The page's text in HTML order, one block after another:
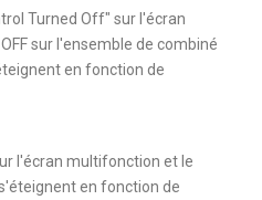
Turned Off" sur l'écran
sur l'ensemble de combiné
en fonction de
l'écran multifonction et le
en fonction de